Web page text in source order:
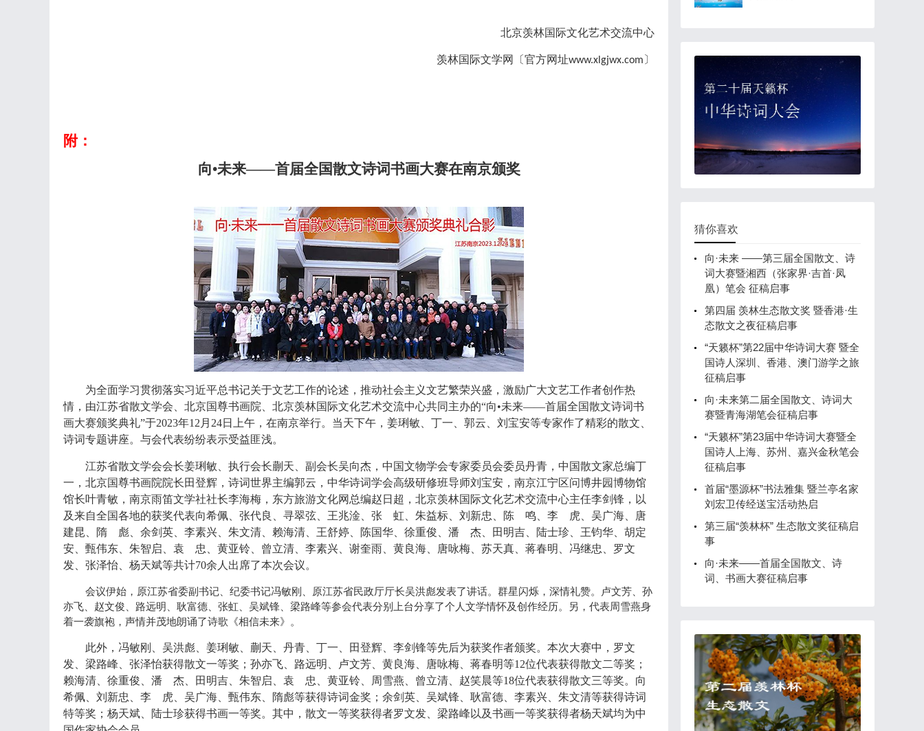
北京羡林国际文化艺术交流中心
羡林国际文学网〔官方网址www.xlgjwx.com 〕
附：
向•未来——首届全国散文诗词书画大赛在南京颁奖
为全面学习贯彻落实习近平总书记关于文艺工作的论述，推动社会主义文艺繁荣兴盛，激励广大文艺工作者创作热
情，由江苏省散文学会、北京国尊书画院、北京羡林国际文化艺术交流中心共同主办的“向•未来——首届全国散文诗词书
画大赛颁奖典礼”于2023年12月24日上午，在南京举行。当天下午，姜琍敏、丁一、郭云、刘宝安等专家作了精彩的散文、
诗词专题讲座。与会代表纷纷表示受益匪浅。
江苏省散文学会会长姜琍敏、执行会长蒯天、副会长吴向杰，中国文物学会专家委员会委员丹青，中国散文家总编丁
一，北京国尊书画院院长田登辉，诗词世界主编郭云，中华诗词学会高级研修班导师刘宝安，南京江宁区问博井园博物馆
馆长叶青敏，南京雨笛文学社社长李海梅，东方旅游文化网总编赵日超，北京羡林国际文化艺术交流中心主任李剑锋，以
及来自全国各地的获奖代表向希佩、张代良、寻翠弦、王兆淦、张 虹、朱益标、刘新忠、陈 鸣、李 虎、吴广海、唐
建昆、隋 彪、余剑英、李素兴、朱文清、赖海清、王舒婷、陈国华、徐重俊、潘 杰、田明吉、陆士珍、王钧华、胡定
安、甄伟东、朱智启、袁 忠、黄亚铃、曾立清、李素兴、谢奎雨、黄良海、唐咏梅、苏天真、蒋春明、冯继忠、罗文
发、张泽怡、杨天斌等共计70余人出席了本次会议。
会议伊始，原江苏省委副书记、纪委书记冯敏刚、原江苏省民政厅厅长吴洪彪发表了讲话。群星闪烁，深情礼赞。卢文芳、孙
亦飞、赵文俊、路远明、耿富德、张虹、吴斌锋、梁路峰等参会代表分别上台分享了个人文学情怀及创作经历。另，代表周雪燕身
着一袭旗袍，声情并茂地朗诵了诗歌《相信未来》。
此外，冯敏刚、吴洪彪、姜琍敏、蒯天、丹青、丁一、田登辉、李剑锋等先后为获奖作者颁奖。本次大赛中，罗文
发、梁路峰、张泽怡获得散文一等奖；孙亦飞、路远明、卢文芳、黄良海、唐咏梅、蒋春明等12位代表获得散文二等奖；
赖海清、徐重俊、潘 杰、田明吉、朱智启、袁 忠、黄亚铃、周雪燕、曾立清、赵笑晨等18位代表获得散文三等奖。向
希佩、刘新忠、李 虎、吴广海、甄伟东、隋彪等获得诗词金奖；余剑英、吴斌锋、耿富德、李素兴、朱文清等获得诗词
特等奖；杨天斌、陆士珍获得书画一等奖。其中，散文一等奖获得者罗文发、梁路峰以及书画一等奖获得者杨天斌均为中
猜你喜欢
向·未来 ——第三届全国散文、诗
词大赛暨湘西（张家界·吉首·凤
凰）笔会 征稿启事
第四届 羡林生态散文奖 暨香港·生
态散文之夜征稿启事
“天籁杯”第22届中华诗词大赛 暨全
国诗人深圳、香港、澳门游学之旅
征稿启事
向·未来第二届全国散文、诗词大
赛暨青海湖笔会征稿启事
“天籁杯”第23届中华诗词大赛暨全
国诗人上海、苏州、嘉兴金秋笔会
征稿启事
首届“墨源杯”书法雅集 暨兰亭名家
刘宏卫传经送宝活动热启
第三届“羡林杯” 生态散文奖征稿启
事
向·未来——首届全国散文、诗
词、书画大赛征稿启事